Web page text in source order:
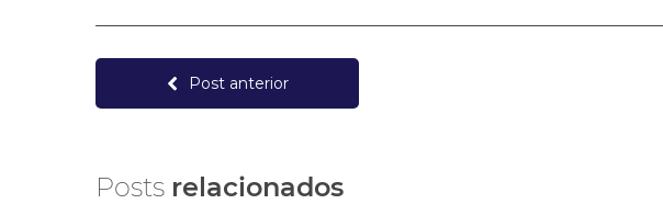
Post anterior
Posts relacionados